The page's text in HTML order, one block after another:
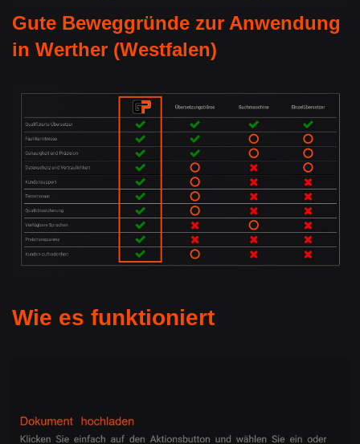
Gute Beweggründe zur Anwendung
in Werther (Westfalen)
Wie es funktioniert